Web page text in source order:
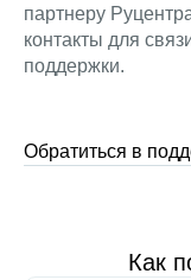
партнеру
контакты для
поддержки.
Обратиться в
Как